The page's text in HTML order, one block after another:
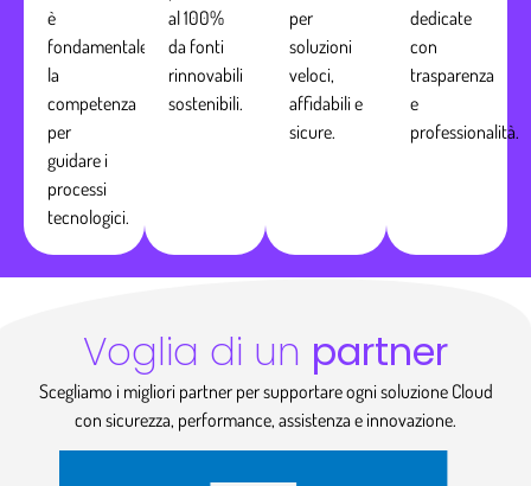
è
fondamentale
la
competenza
per
guidare i
processi
tecnologici.
al 100%
da fonti
rinnovabili
sostenibili.
per
soluzioni
veloci,
affidabili e
sicure.
dedicate
con
trasparenza
e
professionalità.
Voglia di un partner
Scegliamo i migliori partner per supportare ogni soluzione Cloud
con sicurezza, performance, assistenza e innovazione.